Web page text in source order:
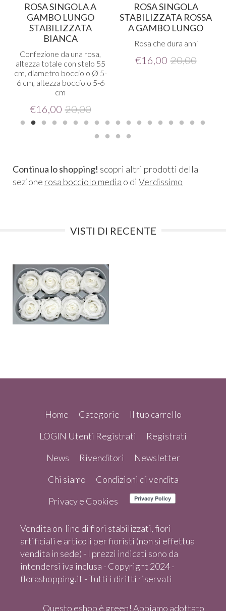
ROSA SINGOLA A
GAMBO LUNGO
STABILIZZATA
BIANCA
Confezione da una rosa,
altezza totale con stelo 55
cm, diametro bocciolo Ø 5-
6 cm, altezza bocciolo 5-6
cm
€16,00 20,00
ROSA SINGOLA
STABILIZZATA ROSSA
A GAMBO LUNGO
Rosa che dura anni
€16,00 20,00
Continua lo shopping! scopri altri prodotti della
sezione rosa bocciolo media o di Verdissimo
VISTI DI RECENTE
Home Categorie
Il tuo carrello
LOGIN Utenti Registrati
Registrati
News
Rivenditori
Newsletter
Chi siamo
Condizioni di vendita
Privacy e Cookies
Vendita on-line di fiori stabilizzati, fiori
artificiali e articoli per fioristi (non si effettua
vendita in sede) - I prezzi indicati sono da
intendersi iva inclusa - Copyright 2024 -
florashopping.it - Tutti i diritti riservati
Questo eshop è green! Abbiamo adottato